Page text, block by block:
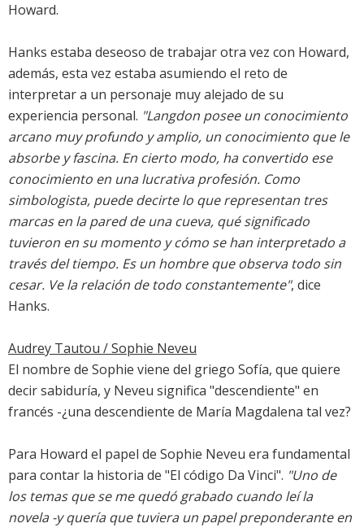
Howard.
Hanks estaba deseoso de trabajar otra vez con Howard,
además, esta vez estaba asumiendo el reto de
interpretar a un personaje muy alejado de su
experiencia personal. "Langdon posee un conocimiento
arcano muy profundo y amplio, un conocimiento que le
absorbe y fascina. En cierto modo, ha convertido ese
conocimiento en una lucrativa profesión. Como
simbologista, puede decirte lo que representan tres
marcas en la pared de una cueva, qué significado
tuvieron en su momento y cómo se han interpretado a
través del tiempo. Es un hombre que observa todo sin
cesar. Ve la relación de todo constantemente", dice
Hanks.
Audrey Tautou / Sophie Neveu
El nombre de Sophie viene del griego Sofía, que quiere
decir sabiduría, y Neveu significa "descendiente" en
francés -¿una descendiente de María Magdalena tal vez?
Para Howard el papel de Sophie Neveu era fundamental
para contar la historia de "El código Da Vinci". "Uno de
los temas que se me quedó grabado cuando leí la
novela -y quería que tuviera un papel preponderante en